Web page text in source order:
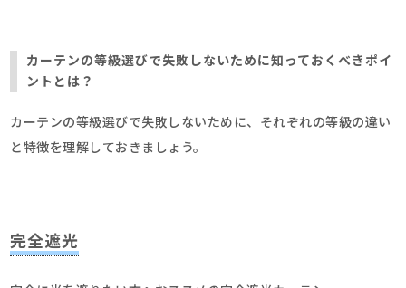
カーテンの等級選びで失敗しないために知っておくべきポイ
ントとは？
カーテンの等級選びで失敗しないために、それぞれの等級の違い
と特徴を理解しておきましょう。
完全遮光